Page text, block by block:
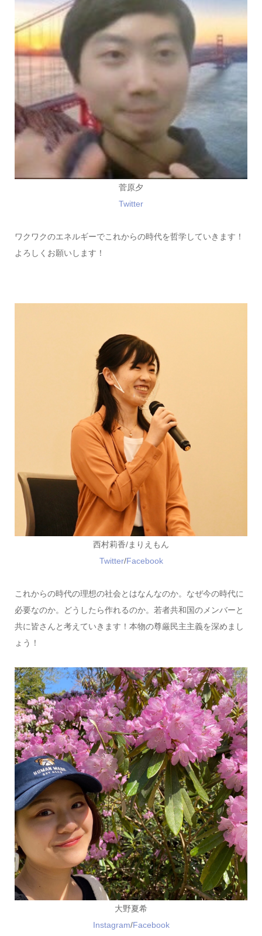
菅原夕
Twitter
ワクワクのエネルギーでこれからの時代を哲学していきます！
よろしくお願いします！
西村莉香/まりえもん
Twitter/Facebook
これからの時代の理想の社会とはなんなのか。なぜ今の時代に
必要なのか。どうしたら作れるのか。若者共和国のメンバーと
共に皆さんと考えていきます！本物の尊厳民主主義を深めまし
ょう！
大野夏希
Instagram/Facebook